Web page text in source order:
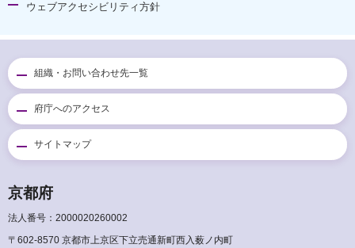
ウェブアクセシビリティ方針
組織・お問い合わせ先一覧
府庁へのアクセス
サイトマップ
京都府
法人番号：2000020260002
〒602-8570 京都市上京区下立売通新町西入薮ノ内町